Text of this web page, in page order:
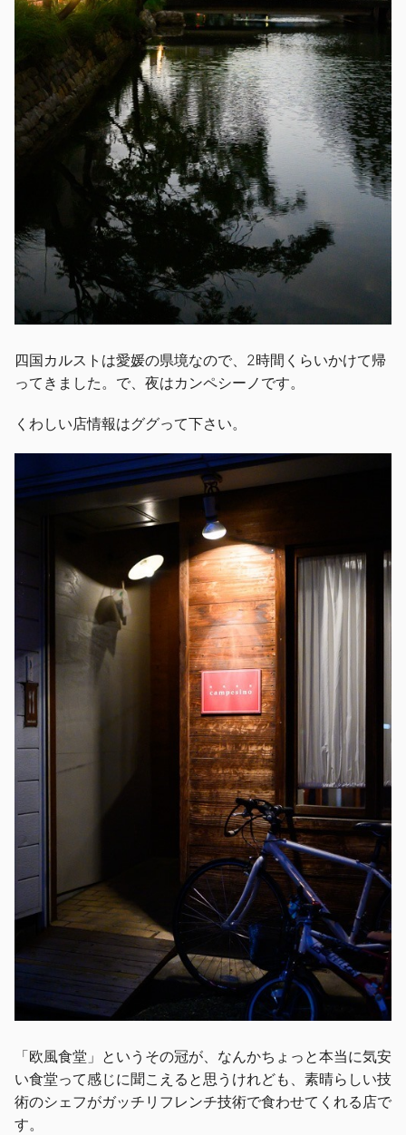
四国カルストは愛媛の県境なので、2時間くらいかけて帰
ってきました。で、夜はカンペシーノです。
くわしい店情報はググって下さい。
「欧風食堂」というその冠が、なんかちょっと本当に気安
い食堂って感じに聞こえると思うけれども、素晴らしい技
術のシェフがガッチリフレンチ技術で食わせてくれる店で
す。